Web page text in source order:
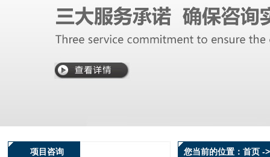
项目咨询 您当前的位置：首页